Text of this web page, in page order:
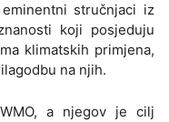
stručnjaci iz
koji posjeduju
klimatskih primjena,
na njih.
a njegov je cilj